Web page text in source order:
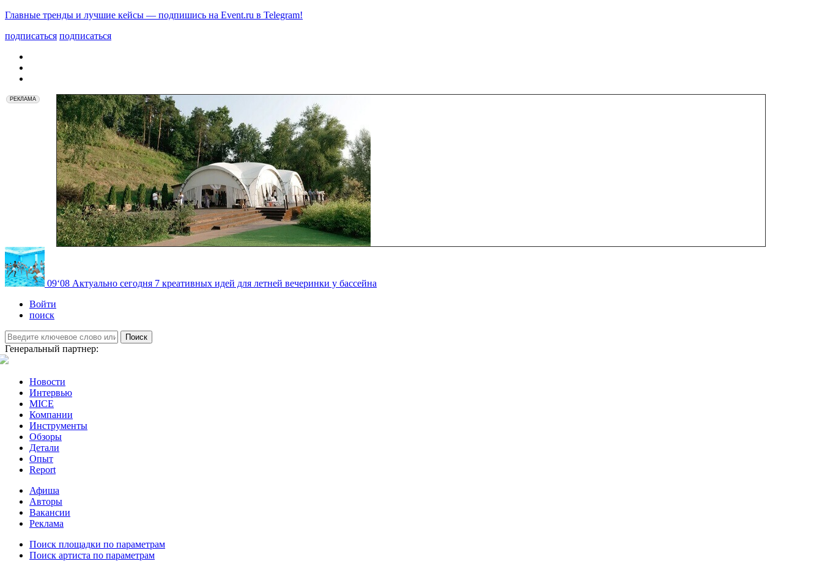
Главные тренды и лучшие кейсы — подпишись на Event.ru в Telegram!
подписаться подписаться
РЕКЛАМА
09‘08 Актуально сегодня 7 креативных идей для летней вечеринки у бассейна
Войти
поиск
Поиск
Генеральный партнер:
Новости
Интервью
MICE
Компании
Инструменты
Обзоры
Детали
Опыт
Report
Афиша
Авторы
Вакансии
Реклама
Поиск площадки по параметрам
Поиск артиста по параметрам